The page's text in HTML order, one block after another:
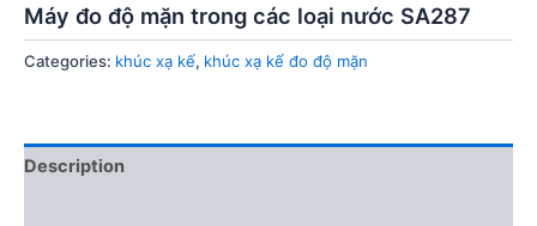
Máy đo độ mặn trong các loại nước SA287
Categories: khúc xạ kế, khúc xạ kế đo độ mặn
Description